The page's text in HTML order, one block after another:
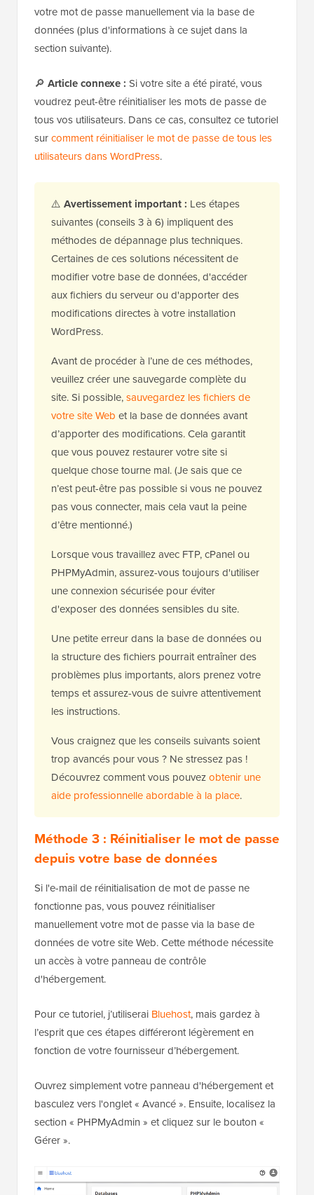
votre mot de passe manuellement via la base de
données (plus d'informations à ce sujet dans la
section suivante).
🔎 Article connexe : Si votre site a été piraté, vous
voudrez peut-être réinitialiser les mots de passe de
tous vos utilisateurs. Dans ce cas, consultez ce tutoriel
surcomment réinitialiser le mot de passe de tous les
utilisateurs dans WordPress.
⚠️ Avertissement important : Les étapes
suivantes (conseils 3 à 6) impliquent des
méthodes de dépannage plus techniques.
Certaines de ces solutions nécessitent de
modifier votre base de données, d'accéder
aux fichiers du serveur ou d'apporter des
modifications directes à votre installation
WordPress.
Avant de procéder à l’une de ces méthodes,
veuillez créer une sauvegarde complète du
site. Si possible,sauvegardez les fichiers de
votre site Web et la base de données avant
d’apporter des modifications. Cela garantit
que vous pouvez restaurer votre site si
quelque chose tourne mal. (Je sais que ce
n’est peut-être pas possible si vous ne pouvez
pas vous connecter, mais cela vaut la peine
d’être mentionné.)
Lorsque vous travaillez avec FTP, cPanel ou
PHPMyAdmin, assurez-vous toujours d'utiliser
une connexion sécurisée pour éviter
d'exposer des données sensibles du site.
Une petite erreur dans la base de données ou
la structure des fichiers pourrait entraîner des
problèmes plus importants, alors prenez votre
temps et assurez-vous de suivre attentivement
les instructions.
Vous craignez que les conseils suivants soient
trop avancés pour vous ? Ne stressez pas !
Découvrez comment vous pouvezobtenir une
aide professionnelle abordable à la place.
Méthode 3 : Réinitialiser le mot de passe
depuis votre base de données
Si l'e-mail de réinitialisation de mot de passe ne
fonctionne pas, vous pouvez réinitialiser
manuellement votre mot de passe via la base de
données de votre site Web. Cette méthode nécessite
un accès à votre panneau de contrôle
d'hébergement.
Pour ce tutoriel, j’utiliserai Bluehost, mais gardez à
l’esprit que ces étapes différeront légèrement en
fonction de votre fournisseur d’hébergement.
Ouvrez simplement votre panneau d'hébergement et
basculez vers l'onglet « Avancé ». Ensuite, localisez la
section « PHPMyAdmin » et cliquez sur le bouton «
Gérer ».